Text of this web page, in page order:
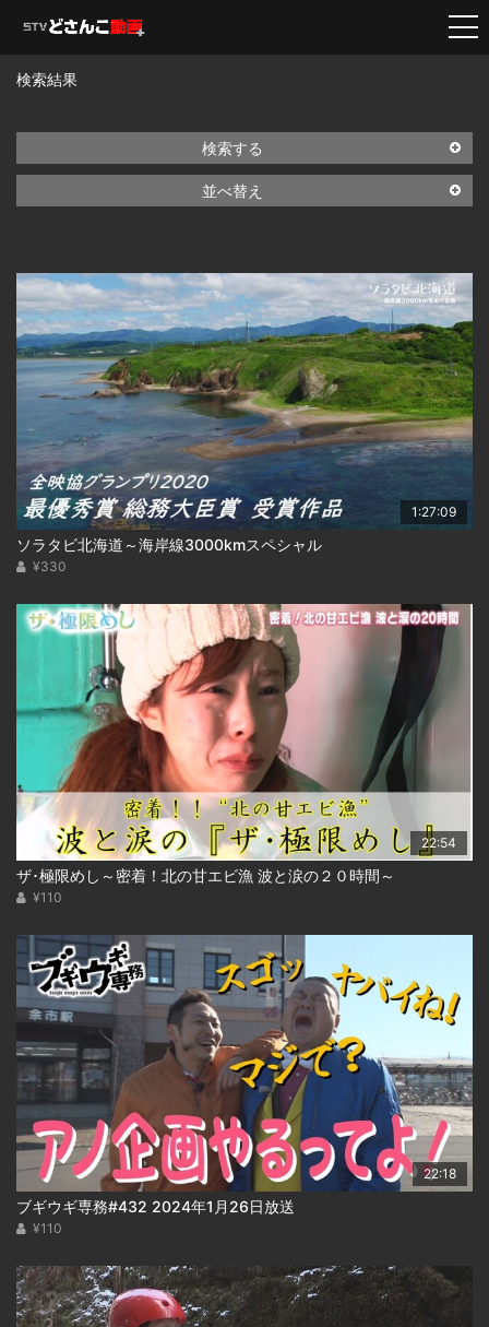
検索結果
検索する
並べ替え
1:27:09
ソラタビ北海道～海岸線3000kmスペシャル
¥330
22:54
ザ･極限めし～密着！北の甘エビ漁 波と涙の２０時間～
¥110
22:18
ブギウギ専務#432 2024年1月26日放送
¥110